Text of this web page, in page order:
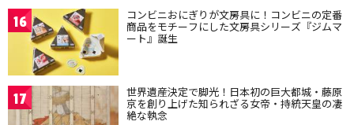
16 コンビニおにぎりが文房具に！コンビニの定番
商品をモチーフにした文房具シリーズ『ジムマ
ート』誕生
17 世界遺産決定で脚光！日本初の巨大都城・藤原
京を創り上げた知られざる女帝・持統天皇の凄
絶な執念